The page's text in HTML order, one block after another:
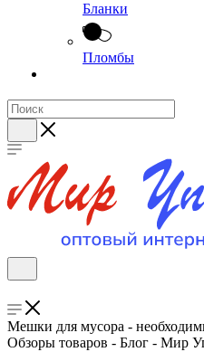
Бланки
Пломбы
Мешки для мусора -
Обзоры товаров - Блог - Мир